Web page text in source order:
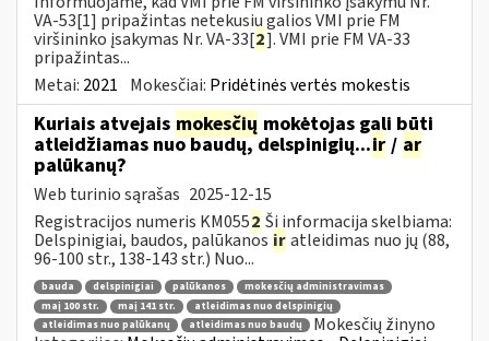
VA-53[1] pripažintas netekusiu galios VMI prie FM
viršininko įsakymas Nr. VA-33[2]. VMI prie FM VA-33
pripažintas...
Metai: 2021 Mokesčiai: Pridėtinės vertės mokestis
Kuriais atvejais mokesčių mokėtojas gali būti
atleidžiamas nuo baudų, delspinigių...ir / ar
palūkanų?
Web turinio sąrašas 2025-12-15
Registracijos numeris KM0552 Ši informacija skelbiama:
Delspinigiai, baudos, palūkanos iratleidimas nuo jų (88,
96-100 str., 138-143 str.) Nuo...
bauda delspinigiai palūkanos
mokesčių administravimas
maį 100 str.
maį 141 str.
atleidimas nuo delspinigių
atleidimas nuo palūkanų
atleidimas nuo baudų
Mokesčių žinyno